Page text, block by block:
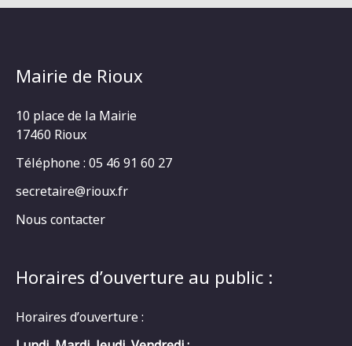
Mairie de Rioux
10 place de la Mairie
17460 Rioux
Téléphone : 05 46 91 60 27
secretaire@rioux.fr
Nous contacter
Horaires d’ouverture au public :
Horaires d’ouverture :